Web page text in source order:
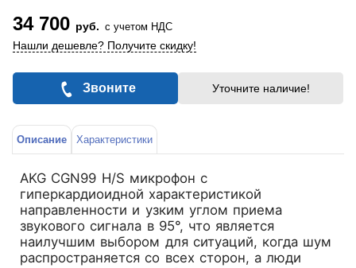
34 700 руб. с учетом НДС
Нашли дешевле? Получите скидку!
Звоните Уточните наличие!
Описание Характеристики
AKG CGN99 H/S микрофон с
гиперкардиоидной характеристикой
направленности и узким углом приема
звукового сигнала в 95°, что является
наилучшим выбором для ситуаций, когда шум
распространяется со всех сторон, а люди